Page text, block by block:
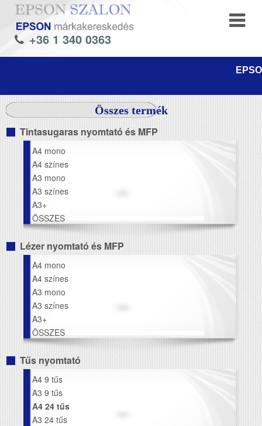
+36 1 340 0363
Összes termék
Tintasugaras nyomtató és MFP
A4 mono
A4 színes
A3 mono
A3 színes
A3+
ÖSSZES
Lézer nyomtató és MFP
A4 mono
A4 színes
A3 mono
A3 színes
A3+
ÖSSZES
Tűs nyomtató
A4 9 tűs
A3 9 tűs
A4 24 tűs
A3 24 tűs